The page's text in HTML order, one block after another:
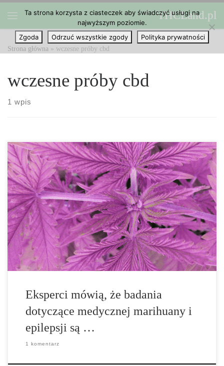
Przejdź do treści THCLand.pl
Strona główna » wczesne próby cbd
wczesne próby cbd
1 wpis
Eksperci medyczni z Cochrane, Światowej Organizacji Zdrowia,
opublikowali recenzję dotyczącą zastosowania marihuany w
leczeniu padaczki, stwierdzając, że poprzednie badania są słabe.
Historie sukcesów dzieci z opornym na leczenie rodzajem padaczki
są szeroko komentowane przez media od kilku lat. Marihuana i
[…]
Eksperci mówią, że badania
dotyczące medycznej marihuany i
epilepsji są …
1 komentarz
Ta strona korzysta z ciasteczek aby świadczyć usługi na
najwyższym poziomie.
Zgoda
Odrzuć wszystkie zgody Polityka prywatności